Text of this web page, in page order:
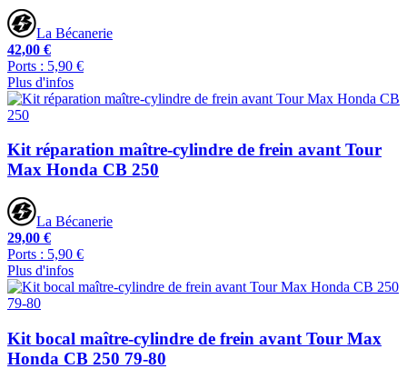
La Bécanerie
42,00 €
Ports : 5,90 €
Plus d'infos
Kit réparation maître-cylindre de frein avant Tour
Max Honda CB 250
La Bécanerie
29,00 €
Ports : 5,90 €
Plus d'infos
Kit bocal maître-cylindre de frein avant Tour Max
Honda CB 250 79-80